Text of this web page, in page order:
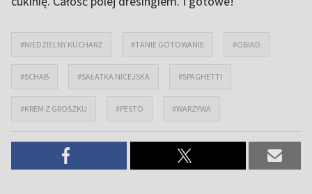
#NIEDZIELNY KUCHARZ #TANIE GOTOWANIE #OBIAD
#SCHAB #SAŁATKA NICEJSKA #SPAGHETTI
#KREM Z GROSZKU #PESTO #WARZYWA